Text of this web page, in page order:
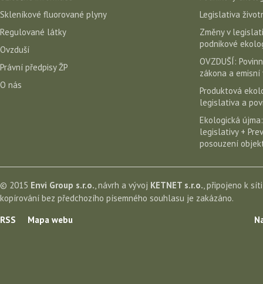
Skleníkové fluorované plyny
Regulované látky
Ovzduší
Právní předpisy ŽP
O nás
Legislativa
Změny v
podnikové
OVZDUŠÍ:
zákona a emisní
Produktová
legislativa a
Ekologická
legislativy +
posouzení
© 2015 Envi Group s.r.o. , návrh a vývoj KETNET s.r.o. , připojeno k
kopírování bez předchozího písemného souhlasu je zakázáno.
RSS
Mapa webu